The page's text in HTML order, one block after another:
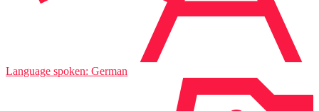
Language spoken: German